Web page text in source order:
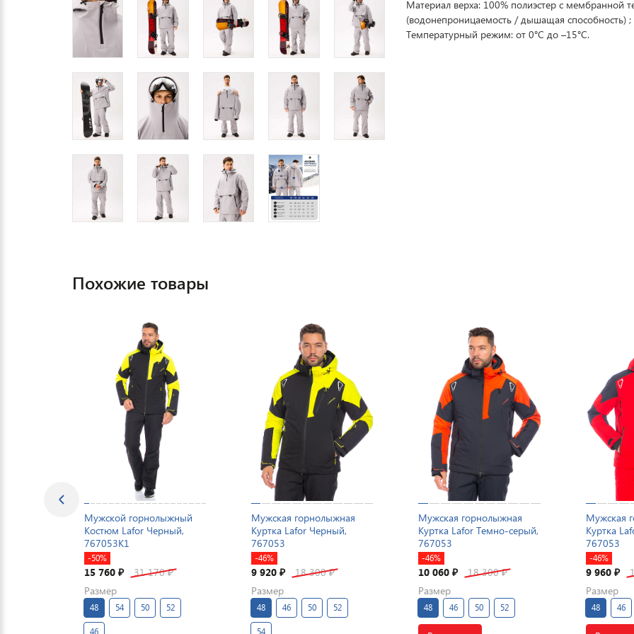
Материал верха: 100% полиэстер с мембранной
(водонепроницаемость / дышащая способность) ;
Температурный режим: от 0°C до –15°C.
Похожие товары
Мужской горнолыжный
Костюм Lafor Черный,
767053K1
-50%
15 760 ₽ 31 170₽
Размер
48 54 50 52
46
Мужская горнолыжная
Куртка Lafor Черный,
767053
-46%
9 920₽ 18 300₽
Размер
48 46 50 52
54
Мужская горнолыжная
Куртка Lafor Темно-серый,
767053
-46%
10 060₽ 18 300₽
Размер
48 46 50 52
Мужская
Куртка
767053
-46%
9 960 ₽
Размер
48 46